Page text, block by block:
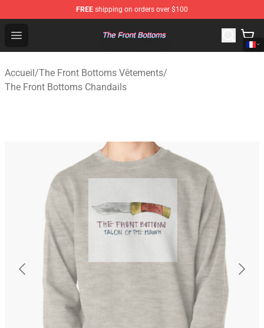
FREE shipping on orders over $100
Open menu
The Front Bottoms Store - Official The Front Bottoms
Accueil/The Front Bottoms Vêtements/
The Front Bottoms Chandails